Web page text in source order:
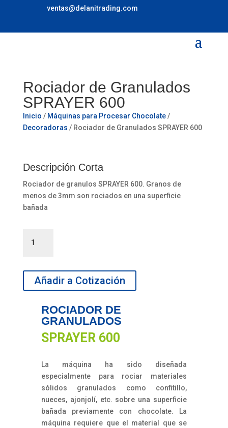
ventas@delanitrading.com
Rociador de Granulados
SPRAYER 600
Inicio / Máquinas para Procesar Chocolate/
Decoradoras / Rociador de Granulados SPRAYER 600
Descripción Corta
Rociador de granulos SPRAYER 600. Granos de
menos de 3mm son rociados en una superficie
bañada
SPRAYER
cantidad
Añadir a Cotización
ROCIADOR DE
GRANULADOS
SPRAYER 600
La máquina ha sido diseñada
especialmente para rociar materiales
sólidos granulados como confitillo,
nueces, ajonjolí, etc. sobre una superficie
bañada previamente con chocolate. La
máquina requiere que el material que se